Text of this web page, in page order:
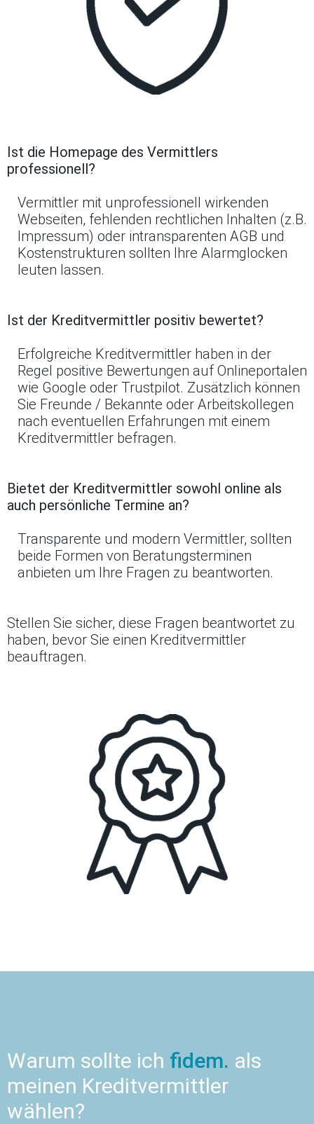
Ist die Homepage des Vermittlers
professionell?
Vermittler mit unprofessionell wirkenden
Webseiten, fehlenden rechtlichen Inhalten (z.B.
Impressum) oder intransparenten AGB und
Kostenstrukturen sollten Ihre Alarmglocken
leuten lassen.
Ist der Kreditvermittler positiv bewertet?
Erfolgreiche Kreditvermittler haben in der
Regel positive Bewertungen auf Onlineportalen
wie Google oder Trustpilot. Zusätzlich können
Sie Freunde / Bekannte oder Arbeitskollegen
nach eventuellen Erfahrungen mit einem
Kreditvermittler befragen.
Bietet der Kreditvermittler sowohl online als
auch persönliche Termine an?
Transparente und modern Vermittler, sollten
beide Formen von Beratungsterminen
anbieten um Ihre Fragen zu beantworten.
Stellen Sie sicher, diese Fragen beantwortet zu
haben, bevor Sie einen Kreditvermittler
beauftragen.
Warum sollte ich fidem. als
meinen Kreditvermittler
wählen?